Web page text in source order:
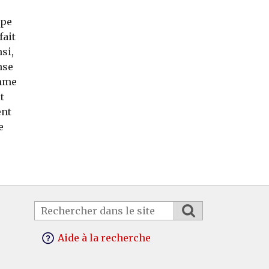
Aide à la recherche